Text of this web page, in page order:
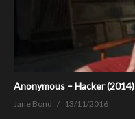
Anonymous – Hacker (2014)
Jane Bond 13/11/2016